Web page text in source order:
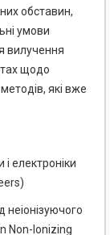
обставин,
умови
вилучення
щодо
які вже
і електроніки
неіонізуючого
Non-Ionizing